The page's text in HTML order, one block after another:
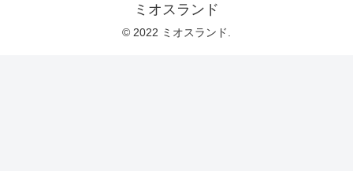
ミオスランド
© 2022 ミオスランド.